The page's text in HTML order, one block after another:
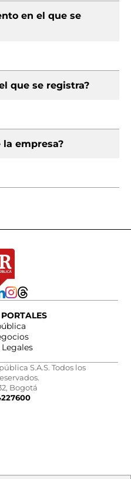
en el que se
que se registra?
la empresa?
S.A.S. Todos los
Bogotá